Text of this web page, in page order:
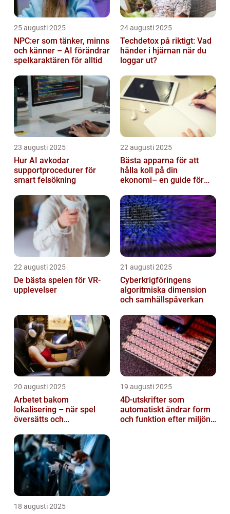
25 augusti 2025
NPC:er som tänker, minns
och känner – AI förändrar
spelkaraktären för alltid
24 augusti 2025
Techdetox på riktigt: Vad
händer i hjärnan när du
loggar ut?
23 augusti 2025
Hur AI avkodar
supportprocedurer för
smart felsökning
22 augusti 2025
Bästa apparna för att
hålla koll på din
ekonomi– en guide för
22 augusti 2025
De bästa spelen för VR-
upplevelser
21 augusti 2025
Cyberkrigföringens
algoritmiska dimension
och samhällspåverkan
20 augusti 2025
Arbetet bakom
lokalisering – när spel
översätts och
19 augusti 2025
4D-utskrifter som
automatiskt ändrar form
och funktion efter miljöns
18 augusti 2025